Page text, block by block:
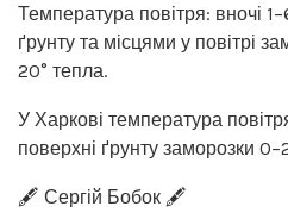
Температура повітря: вночі
ґрунту та місцями у повітрі
20° тепла.
У Харкові температура
поверхні ґрунту заморозки
🖋️ Сергій Бобок 🖋️